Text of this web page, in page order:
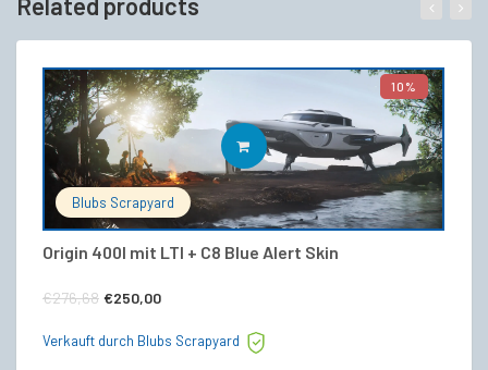
Related products
10%
Blubs Scrapyard
Origin 400I mit LTI + C8 Blue Alert Skin
€276,68 Ursprünglicher
€250,00
IN DEN WARENKORB
Verkauft durch Blubs Scrapyard